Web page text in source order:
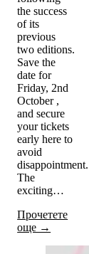
the success
of its
previous
two editions.
Save the
date for
Friday, 2nd
October ,
and secure
your tickets
early here to
avoid
disappointment.
The
exciting…
Прочетете
още →